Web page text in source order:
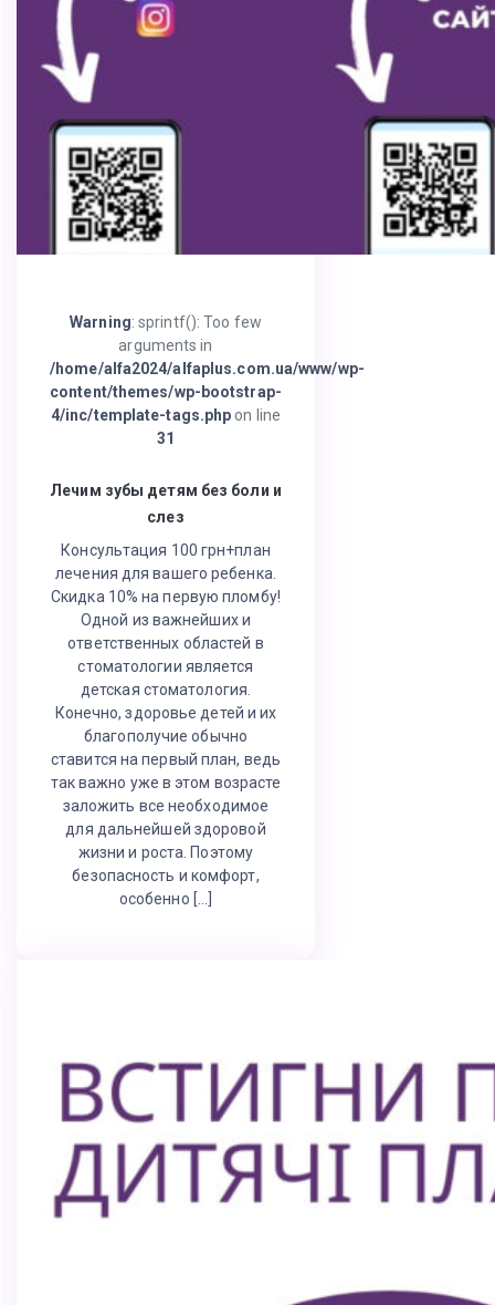
Warning: sprintf(): Too few
arguments in
/home/alfa2024/alfaplus.com.ua/www/wp-
content/themes/wp-bootstrap-
4/inc/template-tags.php on line
31
Лечим зубы детям без боли и
слез
Консультация 100 грн+план
лечения для вашего ребенка.
Скидка 10% на первую пломбу!
Одной из важнейших и
ответственных областей в
стоматологии является
детская стоматология.
Конечно, здоровье детей и их
благополучие обычно
ставится на первый план, ведь
так важно уже в этом возрасте
заложить все необходимое
для дальнейшей здоровой
жизни и роста. Поэтому
безопасность и комфорт,
особенно […]